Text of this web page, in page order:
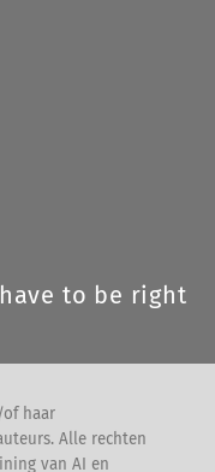
to be right
of haar
Alle rechten
van AI en